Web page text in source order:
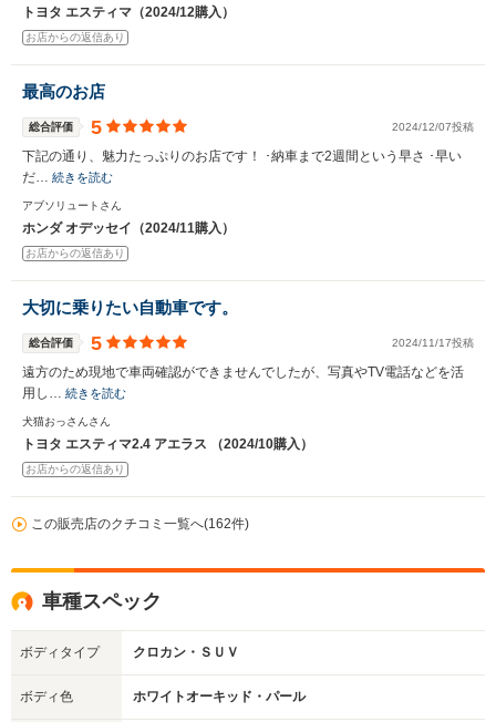
トヨタ エスティマ（2024/12購入）
お店からの返信あり
最高のお店
総合評価 5 2024/12/07投稿
下記の通り、魅力たっぷりのお店です！ ･納車まで2週間という早さ ･早い
だ… 続きを読む
アブソリュートさん
ホンダ オデッセイ（2024/11購入）
お店からの返信あり
大切に乗りたい自動車です。
総合評価 5 2024/11/17投稿
遠方のため現地で車両確認ができませんでしたが、写真やTV電話などを活
用し… 続きを読む
犬猫おっさんさん
トヨタ エスティマ2.4 アエラス （2024/10購入）
お店からの返信あり
この販売店のクチコミ一覧へ(162件)
車種スペック
ボディタイプ クロカン・ＳＵＶ
ボディ色 ホワイトオーキッド・パール